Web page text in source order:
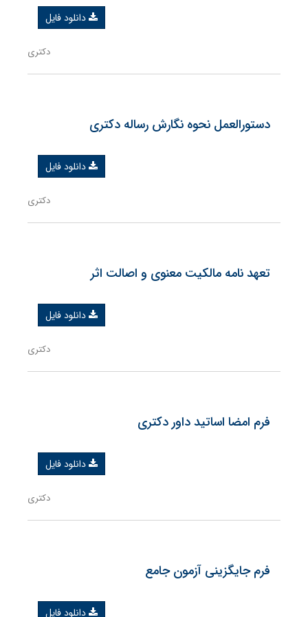
دانلود فایل
دکتری
دستورالعمل نحوه نگارش رساله دکتری
دانلود فایل
دکتری
تعهد نامه مالکیت معنوی و اصالت اثر
دانلود فایل
دکتری
فرم امضا اساتید داور دکتری
دانلود فایل
دکتری
فرم جایگزینی آزمون جامع
دانلود فایل